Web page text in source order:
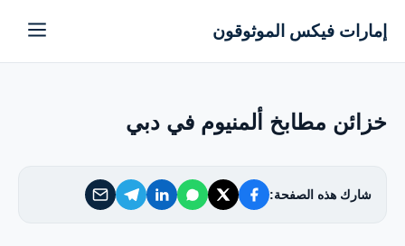
إمارات فيكس الموثوقون
إمارات فيكس الموثوقون
تواصل معنا
خزائن مطابخ ألمنيوم في دبي
شارك هذه الصفحة: